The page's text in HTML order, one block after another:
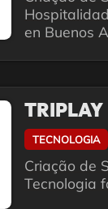
en Buenos
TRIPLAY
TECNOLOGIA
Criação de
Tecnologia